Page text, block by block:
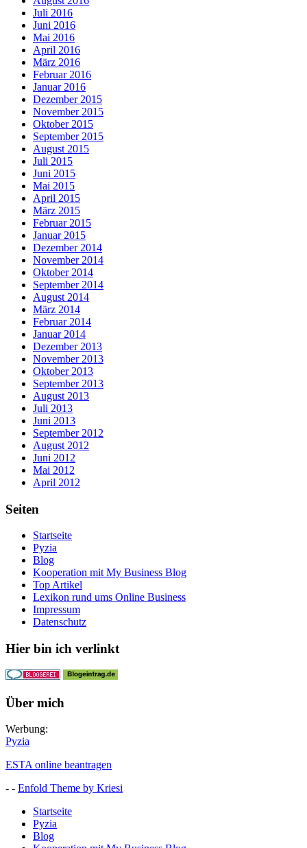
Juli 2016
Juni 2016
Mai 2016
April 2016
März 2016
Februar 2016
Januar 2016
Dezember 2015
November 2015
Oktober 2015
September 2015
August 2015
Juli 2015
Juni 2015
Mai 2015
April 2015
März 2015
Februar 2015
Januar 2015
Dezember 2014
November 2014
Oktober 2014
September 2014
August 2014
März 2014
Februar 2014
Januar 2014
Dezember 2013
November 2013
Oktober 2013
September 2013
August 2013
Juli 2013
Juni 2013
September 2012
August 2012
Juni 2012
Mai 2012
April 2012
Seiten
Startseite
Pyzia
Blog
Kooperation mit My Business Blog
Top Artikel
Lexikon rund ums Online Business
Impressum
Datenschutz
Hier bin ich verlinkt
Über mich
Werbung:
Pyzia
ESTA online beantragen
- - Enfold Theme by Kriesi
Startseite
Pyzia
Blog